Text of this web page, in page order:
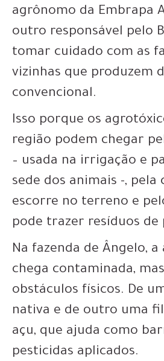
agrônomo da Embrapa
outro responsável pelo
tomar cuidado com as
vizinhas que produzem
convencional.
Isso porque os
região podem chegar
– usada na irrigação e
sede dos animais -, pela
escorre no terreno e
pode trazer resíduos de
Na fazenda de Ângelo, a
chega contaminada,
obstáculos físicos. De
nativa e de outro uma
açu, que ajuda como
pesticidas aplicados.